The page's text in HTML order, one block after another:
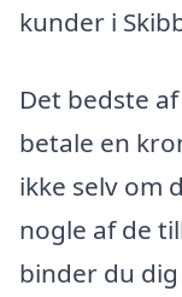
kunder i
Det bedste
betale en
ikke selv om
nogle af de
binder du